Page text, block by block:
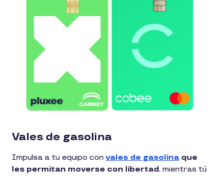
Vales de gasolina
Impulsa a tu equipo con vales de gasolina que
les permitan moverse con libertad, mientras tú